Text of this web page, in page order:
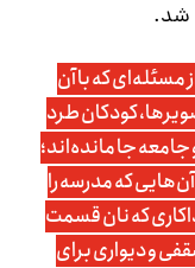
شد.
که با آن
کودکان طرد
جا مانده‌اند؛
که مدرسه را
که نان قسمت
و دیواری برای